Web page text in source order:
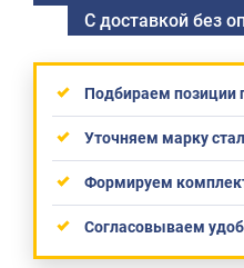
С доставкой без
Подбираем позиции
Уточняем марку
Формируем
Согласовываем